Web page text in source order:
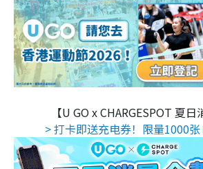
【U GO x CHARGESPOT 夏日
> 打卡即送充电券！限量1000